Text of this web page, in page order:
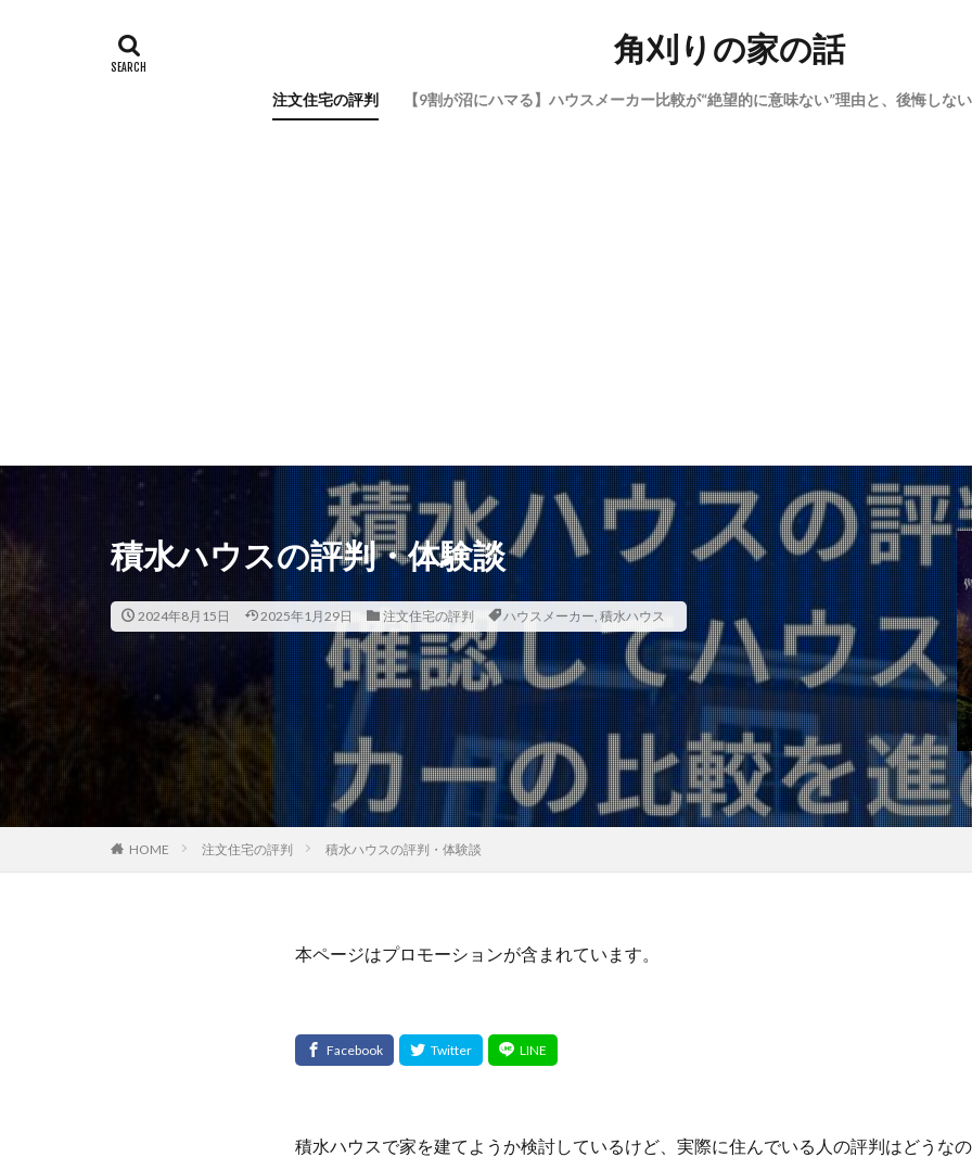
角刈りの家の話
注文住宅の評判 【9割が沼にハマる】ハウスメーカー比較が“絶望的に意味ない”理由と、後悔しな
積水ハウスの評判・体験談
2024年8月15日 2025年1月29日 注文住宅の評判 ハウスメーカー, 積水ハウス
HOME 注文住宅の評判 積水ハウスの評判・体験談
本ページはプロモーションが含まれています。
積水ハウスで家を建てようか検討しているけど、実際に住んでいる人の評判はどうな